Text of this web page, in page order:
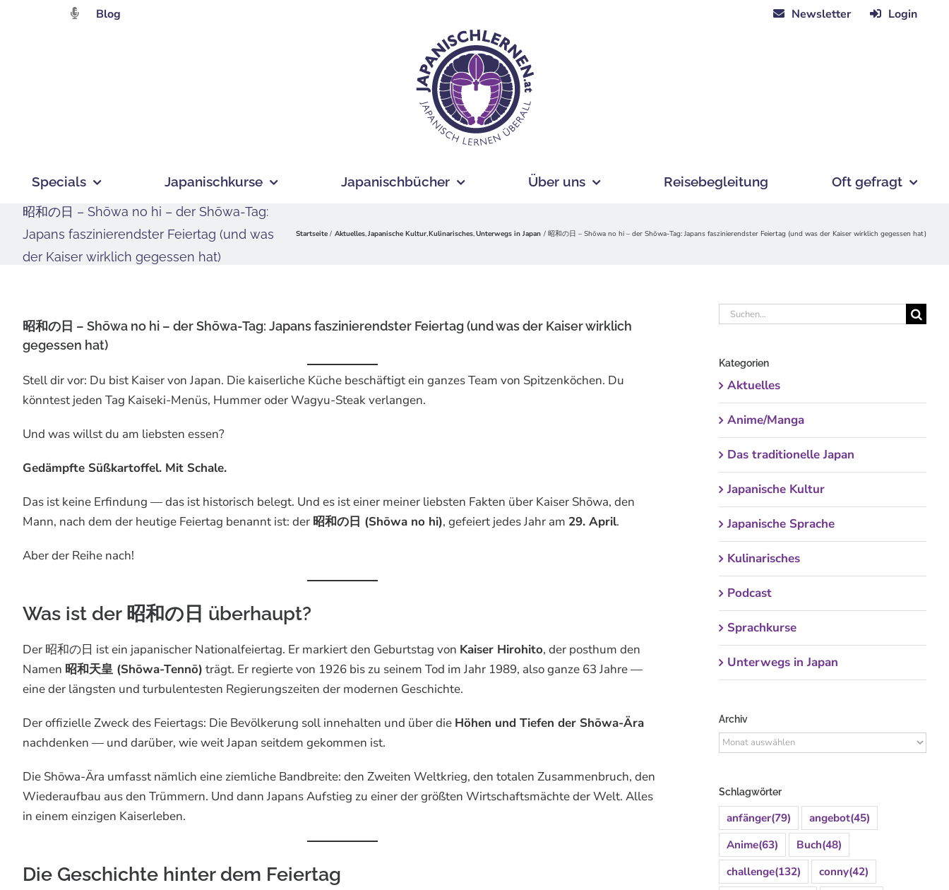
Blog Newsletter Login
Specials Japanischkurse Japanischbücher Über uns Reisebegleitung Oft gefragt
昭和の日 – Shōwa no hi – der Shōwa-Tag:
Japans faszinierendster Feiertag (und was
der Kaiser wirklich gegessen hat)
Startseite Aktuelles Japanische Kultur Kulinarisches Unterwegs in Japan 昭和の日 – Shōwa no hi – der Shōwa-Tag: Japans faszinierendster Feiertag (und was der Kaiser wirklich gegessen hat)
昭和の日 – Shōwa no hi – der Shōwa-Tag: Japans faszinierendster Feiertag (und was der Kaiser wirklich
gegessen hat)
Stell dir vor: Du bist Kaiser von Japan. Die kaiserliche Küche beschäftigt ein ganzes Team von Spitzenköchen. Du
könntest jeden Tag Kaiseki-Menüs, Hummer oder Wagyu-Steak verlangen.
Und was willst du am liebsten essen?
Gedämpfte Süßkartoffel. Mit Schale.
Das ist keine Erfindung — das ist historisch belegt. Und es ist einer meiner liebsten Fakten über Kaiser Shōwa, den
Mann, nach dem der heutige Feiertag benannt ist: der 昭和の日 (Shōwa no hi), gefeiert jedes Jahr am 29. April.
Aber der Reihe nach!
Was ist der 昭和の日 überhaupt?
Der 昭和の日 ist ein japanischer Nationalfeiertag. Er markiert den Geburtstag von Kaiser Hirohito, der posthum den
Namen 昭和天皇 (Shōwa-Tennō) trägt. Er regierte von 1926 bis zu seinem Tod im Jahr 1989, also ganze 63 Jahre —
eine der längsten und turbulentesten Regierungszeiten der modernen Geschichte.
Der offizielle Zweck des Feiertags: Die Bevölkerung soll innehalten und über die Höhen und Tiefen der Shōwa-Ära
nachdenken — und darüber, wie weit Japan seitdem gekommen ist.
Die Shōwa-Ära umfasst nämlich eine ziemliche Bandbreite: den Zweiten Weltkrieg, den totalen Zusammenbruch, den
Wiederaufbau aus den Trümmern. Und dann Japans Aufstieg zu einer der größten Wirtschaftsmächte der Welt. Alles
in einem einzigen Kaiserleben.
Die Geschichte hinter dem Feiertag
Suche
Kategorien
Aktuelles
Anime/Manga
Das traditionelle Japan
Japanische Kultur
Japanische Sprache
Kulinarisches
Podcast
Sprachkurse
Unterwegs in Japan
Archiv
Archiv
Schlagwörter
anfänger(79) angebot(45)
Anime(63) Buch(48)
challenge(132) conny(42)